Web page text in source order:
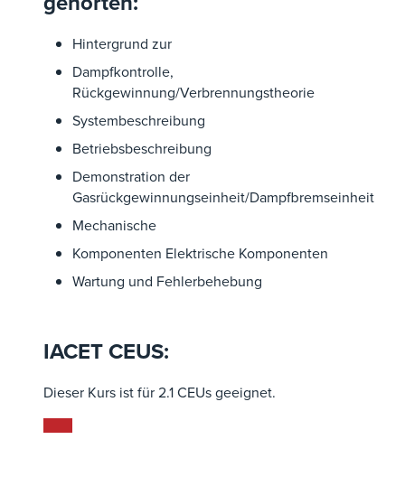
Hintergrund zur
Dampfkontrolle,
Rückgewinnung/Verbrennungstheorie
Systembeschreibung
Betriebsbeschreibung
Demonstration der
Gasrückgewinnungseinheit/Dampfbremseinheit
Mechanische
Komponenten Elektrische Komponenten
Wartung und Fehlerbehebung
IACET CEUS:
Dieser Kurs ist für 2.1 CEUs geeignet.